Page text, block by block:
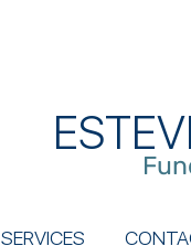
SERVICES